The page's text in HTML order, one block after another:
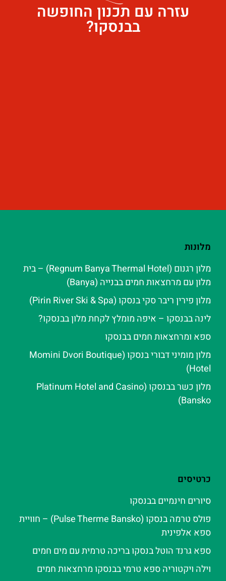
עזרה עם תכנון החופשה
בבנסקו?
מלונות
מלון רגנום (Regnum Banya Thermal Hotel) – בית
מלון עם מרחצאות חמים בבנייה (Banya)
מלון פירין ריבר סקי בנסקו (Pirin River Ski & Spa‬)
לינה בבנסקו – איפה מומלץ לקחת מלון בבנסקו?
ספא ומרחצאות חמים בבנסקו
מלון מומיני דבורי בנסקו (Momini Dvori Boutique
Hotel)
מלון כשר בבנסקו (Platinum Hotel and Casino
Bansko)
כרטיסים
סיורים חינמיים בבנסקו
פולס טרמה בנסקו (Pulse Therme Bansko) – חוויית
ספא אלפינית
ספא גרנד הוטל בנסקו בריכה טרמית עם מים חמים
וילה ויקטוריה ספא טרמי בבנסקו מרחצאות חמים